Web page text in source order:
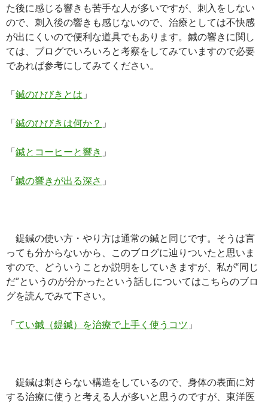
た後に感じる響きも苦手な人が多いですが、刺入をしない
ので、刺入後の響きも感じないので、治療としては不快感
が出にくいので便利な道具でもあります。鍼の響きに関し
ては、ブログでいろいろと考察をしてみていますので必要
であれば参考にしてみてください。
「鍼のひびきとは 」
「鍼のひびきは何か？ 」
「鍼とコーヒーと響き 」
「鍼の響きが出る深さ 」
鍉鍼の使い方・やり方は通常の鍼と同じです。そうは言
っても分からないから、このブログに辿りついたと思いま
すので、どういうことか説明をしていきますが、私が“同じ
だ”というのが分かったという話しについてはこちらのブロ
グを読んでみて下さい。
「てい鍼（鍉鍼）を治療で上手く使うコツ 」
鍉鍼は刺さらない構造をしているので、身体の表面に対
する治療に使うと考える人が多いと思うのですが、東洋医